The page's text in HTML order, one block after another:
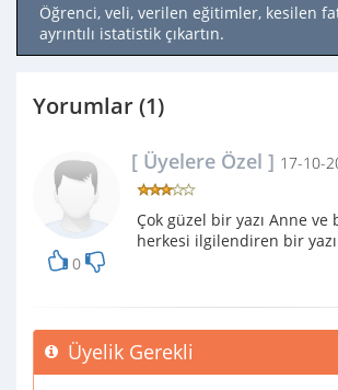
Öğrenci, veli, verilen eğitimler, kesilen
ayrıntılı istatistik çıkartın.
Yorumlar (1)
0
[ Üyelere Özel ] 17-10-
Çok güzel bir yazı Anne ve
herkesi ilgilendiren bir
Üyelik Gerekli